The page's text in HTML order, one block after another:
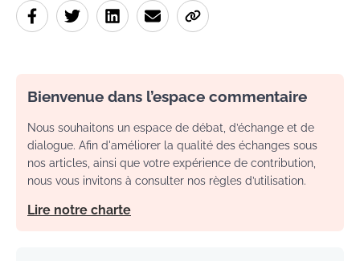
Bienvenue dans l’espace commentaire
Nous souhaitons un espace de débat, d’échange et de
dialogue. Afin d'améliorer la qualité des échanges sous
nos articles, ainsi que votre expérience de contribution,
nous vous invitons à consulter nos règles d’utilisation.
Lire notre charte